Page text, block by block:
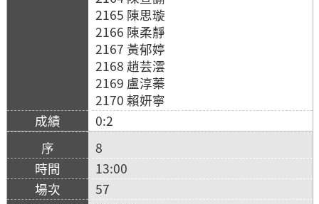
2165 陳思璇
2166 陳柔靜
2167 黃郁婷
2168 趙芸澐
2169 盧淳蓁
2170 賴妍寧
0:2
8
13:00
57